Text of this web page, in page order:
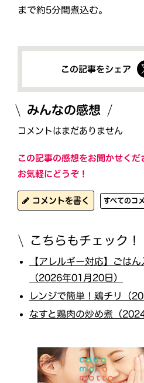
まで約5分間煮込む。
この記事をシェア
みんなの感想
コメントはまだありません
この記事の感想をお聞かせくだ
お気軽にどうぞ！
コメントを書く すべてのコ
こちらもチェック！
【アレルギー対応】ごは
（2026年01月20日）
レンジで簡単！鶏チリ（
なすと鶏肉の炒め煮（